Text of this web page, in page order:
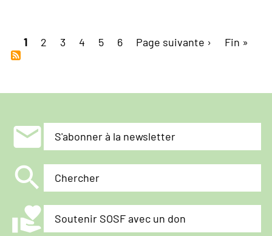
correspond
que
avons
sur
situation
en
Grèce.»
Pagination
Page
1 Page
2 Page
3 Page
4 Page
5 Page
6
Page
Page suivante ›
Dernière
Fin »
mail S'abonner à la newsletter
search Chercher
volunteer_activism Soutenir SOSF avec un don